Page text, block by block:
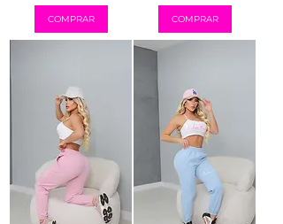
COMPRAR COMPRAR